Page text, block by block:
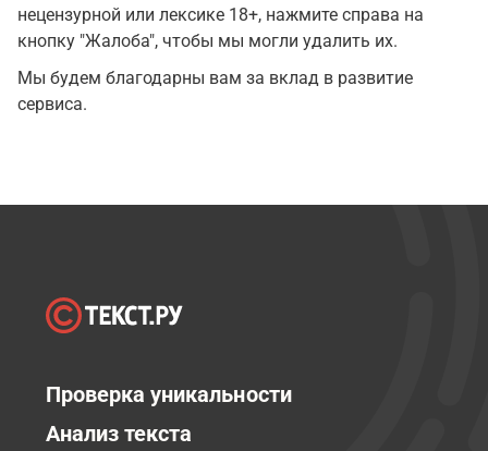
нецензурной или лексике 18+, нажмите справа на
кнопку "Жалоба", чтобы мы могли удалить их.
Мы будем благодарны вам за вклад в развитие
сервиса.
Проверка уникальности
Анализ текста